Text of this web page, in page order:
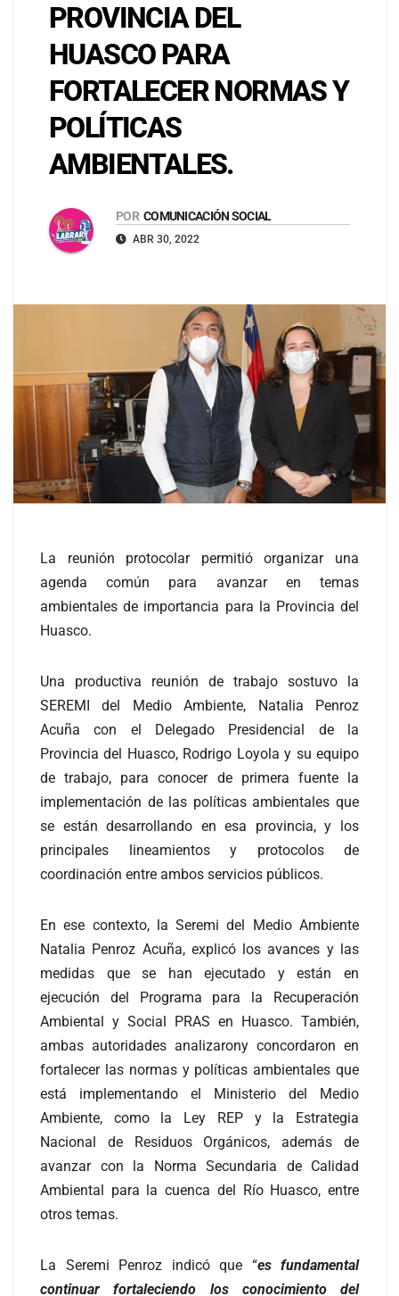
PROVINCIA DEL
HUASCO PARA
FORTALECER NORMAS Y
POLÍTICAS
AMBIENTALES.
POR COMUNICACIÓN SOCIAL
ABR 30, 2022
La reunión protocolar permitió organizar una
agenda común para avanzar en temas
ambientales de importancia para la Provincia del
Huasco.
Una productiva reunión de trabajo sostuvo la
SEREMI del Medio Ambiente, Natalia Penroz
Acuña con el Delegado Presidencial de la
Provincia del Huasco, Rodrigo Loyola y su equipo
de trabajo, para conocer de primera fuente la
implementación de las políticas ambientales que
se están desarrollando en esa provincia, y los
principales lineamientos y protocolos de
coordinación entre ambos servicios públicos.
En ese contexto, la Seremi del Medio Ambiente
Natalia Penroz Acuña, explicó los avances y las
medidas que se han ejecutado y están en
ejecución del Programa para la Recuperación
Ambiental y Social PRAS en Huasco. También,
ambas autoridades analizarony concordaron en
fortalecer las normas y políticas ambientales que
está implementando el Ministerio del Medio
Ambiente, como la Ley REP y la Estrategia
Nacional de Residuos Orgánicos, además de
avanzar con la Norma Secundaria de Calidad
Ambiental para la cuenca del Río Huasco, entre
otros temas.
La Seremi Penroz indicó que “es fundamental
continuar fortaleciendo los conocimiento del